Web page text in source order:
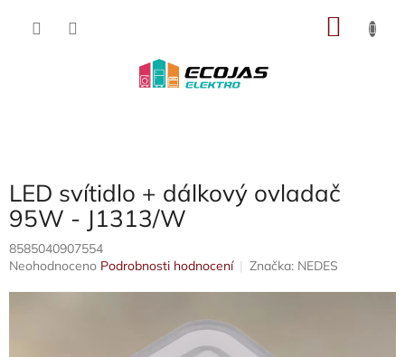
LED svítidlo + dálkový ovladač
95W - J1313/W
8585040907554
Průměrné
Neohodnoceno Podrobnosti hodnocení Značka: NEDES